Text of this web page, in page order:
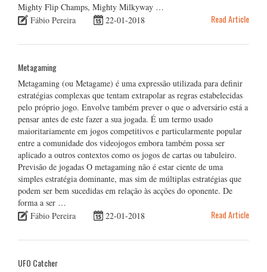
Mighty Flip Champs, Mighty Milkyway …
Fábio Pereira
22-01-2018 Read Article
Metagaming
Metagaming (ou Metagame) é uma expressão utilizada para definir
estratégias complexas que tentam extrapolar as regras estabelecidas
pelo próprio jogo. Envolve também prever o que o adversário está a
pensar antes de este fazer a sua jogada. É um termo usado
maioritariamente em jogos competitivos e particularmente popular
entre a comunidade dos videojogos embora também possa ser
aplicado a outros contextos como os jogos de cartas ou tabuleiro.
Previsão de jogadas O metagaming não é estar ciente de uma
simples estratégia dominante, mas sim de múltiplas estratégias que
podem ser bem sucedidas em relação às acções do oponente. De
forma a ser …
Fábio Pereira
22-01-2018 Read Article
UFO Catcher